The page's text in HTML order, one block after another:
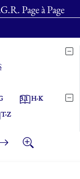
Page à Page
3.1H-K
Z